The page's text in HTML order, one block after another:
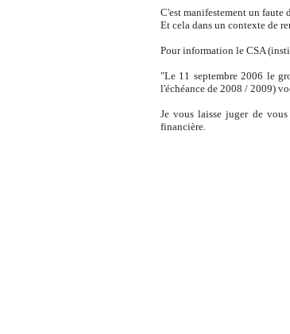
C'est manifestement un faute
Et cela dans un contexte de
Pour information le CSA
"Le 11 septembre 2006 le
l'échéance de 2008 / 2009)
Je vous laisse juger de
financière.